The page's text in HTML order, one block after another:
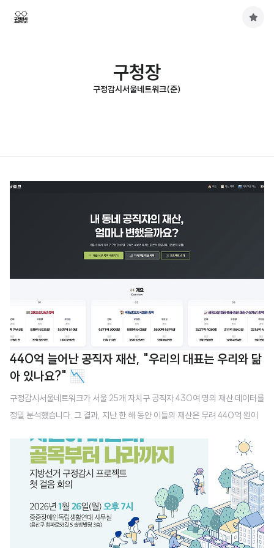
구청장
구정감시서울네트워크(준)
440억 늘어난 공직자 재산, "우리의 대표는 우리와 닮
아 있나요?" 📉
구정감시서울네트워크가 서울 25개 자치구 공직자 430여 명의 재산 데이터를
정밀 분석했습니다. 그 결과, 지난 한 해 동안 이들의 재산은 무려 440억 원이
의 압도적 1위: 강남구 공직자들의 재산 총액은 902억 원에 달하며, 1인당 평균
재산은 36.1억 원으로 서울 내 압도적 1위를 기록했습니다. 🏛️8배의 격차: 서
울 구청장 1인 평균 재산은 약 37.6억 원. 이는 대한민국 가구 평균 순자산(약
4.7억 원)의 8배에 달하는 수치입니다. 구의원들 역시 평균 13.4억 원으로 일반
가구보다 3배나 많은 자산을 보유하고 있습니다. 📈최고 자산가: 조성명 강남
구청장은 462억 원의 재산을 신고하며 전체 1위를 차지했습니..
구